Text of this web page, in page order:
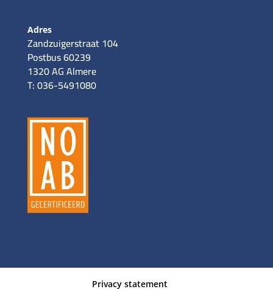
Adres
Zandzuigerstraat 104
Postbus 60239
1320 AG Almere
T: 036-5491080
Privacy statement